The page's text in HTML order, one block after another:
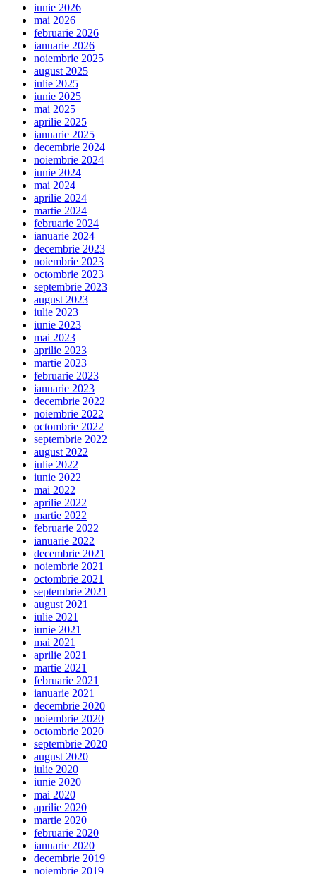
iunie 2026
mai 2026
februarie 2026
ianuarie 2026
noiembrie 2025
august 2025
iulie 2025
iunie 2025
mai 2025
aprilie 2025
ianuarie 2025
decembrie 2024
noiembrie 2024
iunie 2024
mai 2024
aprilie 2024
martie 2024
februarie 2024
ianuarie 2024
decembrie 2023
noiembrie 2023
octombrie 2023
septembrie 2023
august 2023
iulie 2023
iunie 2023
mai 2023
aprilie 2023
martie 2023
februarie 2023
ianuarie 2023
decembrie 2022
noiembrie 2022
octombrie 2022
septembrie 2022
august 2022
iulie 2022
iunie 2022
mai 2022
aprilie 2022
martie 2022
februarie 2022
ianuarie 2022
decembrie 2021
noiembrie 2021
octombrie 2021
septembrie 2021
august 2021
iulie 2021
iunie 2021
mai 2021
aprilie 2021
martie 2021
februarie 2021
ianuarie 2021
decembrie 2020
noiembrie 2020
octombrie 2020
septembrie 2020
august 2020
iulie 2020
iunie 2020
mai 2020
aprilie 2020
martie 2020
februarie 2020
ianuarie 2020
decembrie 2019
noiembrie 2019